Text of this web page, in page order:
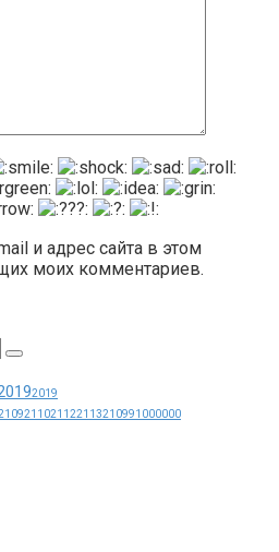
и адрес сайта в этом
моих комментариев.
2019
211021122113210991000000